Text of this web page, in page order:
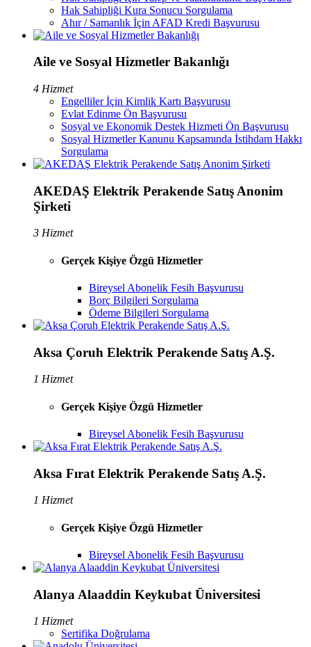
Hak Sahipliği Kura Sonucu Sorgulama
Ahır / Samanlık İçin AFAD Kredi Başvurusu
Aile ve Sosyal Hizmetler Bakanlığı
4 Hizmet
Engelliler İçin Kimlik Kartı Başvurusu
Evlat Edinme Ön Başvurusu
Sosyal ve Ekonomik Destek Hizmeti Ön Başvurusu
Sosyal Hizmetler Kanunu Kapsamında İstihdam Hakkı
Sorgulama
AKEDAŞ Elektrik Perakende Satış Anonim
Şirketi
3 Hizmet
Gerçek Kişiye Özgü Hizmetler
Bireysel Abonelik Fesih Başvurusu
Borç Bilgileri Sorgulama
Ödeme Bilgileri Sorgulama
Aksa Çoruh Elektrik Perakende Satış A.Ş.
1 Hizmet
Gerçek Kişiye Özgü Hizmetler
Bireysel Abonelik Fesih Başvurusu
Aksa Fırat Elektrik Perakende Satış A.Ş.
1 Hizmet
Gerçek Kişiye Özgü Hizmetler
Bireysel Abonelik Fesih Başvurusu
Alanya Alaaddin Keykubat Üniversitesi
1 Hizmet
Sertifika Doğrulama